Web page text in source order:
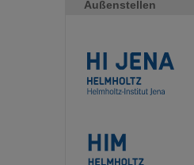
Außenstellen